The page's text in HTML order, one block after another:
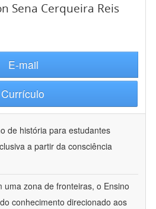
Sena Cerqueira Reis
E-mail
Currículo
de história para estudantes
a partir da consciência
uma zona de fronteiras, o Ensino
conhecimento direcionado aos